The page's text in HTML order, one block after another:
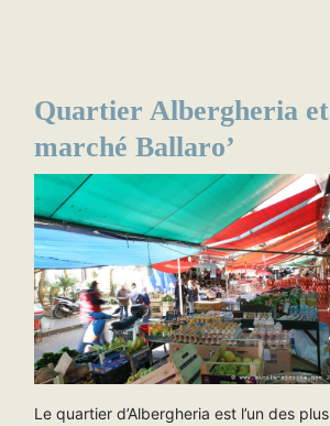
Quartier Albergheria et
marché Ballaro’
Le quartier d’Albergheria est l’un des plus